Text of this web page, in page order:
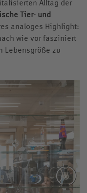
Tier- und
analoges Highlight:
wie vor fasziniert
Lebensgröße zu